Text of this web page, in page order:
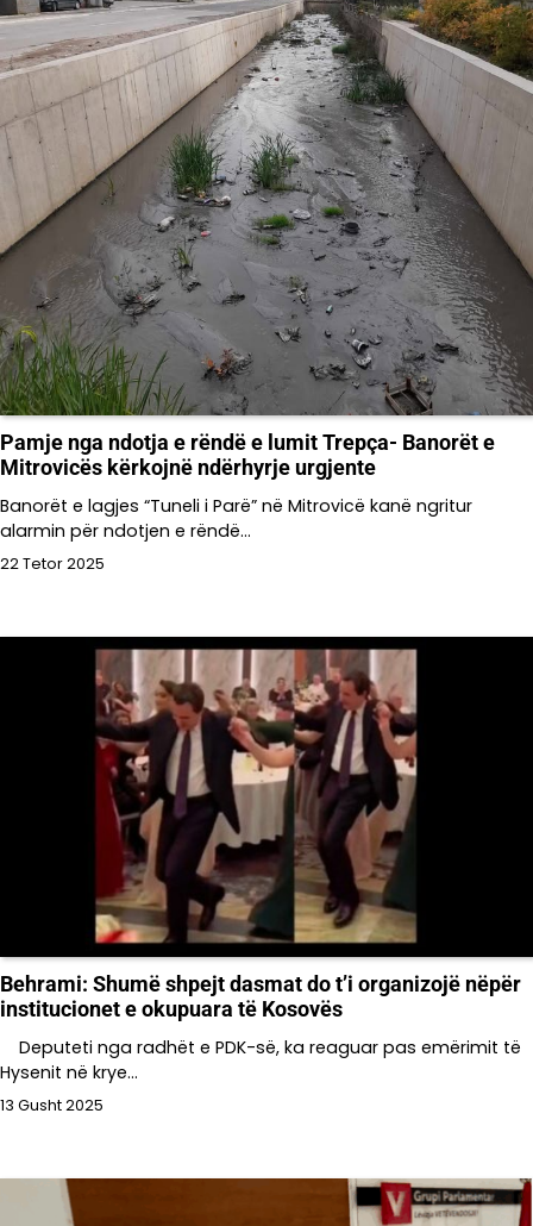
Pamje nga ndotja e rëndë e lumit Trepça- Banorët e
Mitrovicës kërkojnë ndërhyrje urgjente
Banorët e lagjes “Tuneli i Parë” në Mitrovicë kanë ngritur
alarmin për ndotjen e rëndë…
22 Tetor 2025
Behrami: Shumë shpejt dasmat do t’i organizojë nëpër
institucionet e okupuara të Kosovës
Deputeti nga radhët e PDK-së, ka reaguar pas emërimit të
Hysenit në krye…
13 Gusht 2025